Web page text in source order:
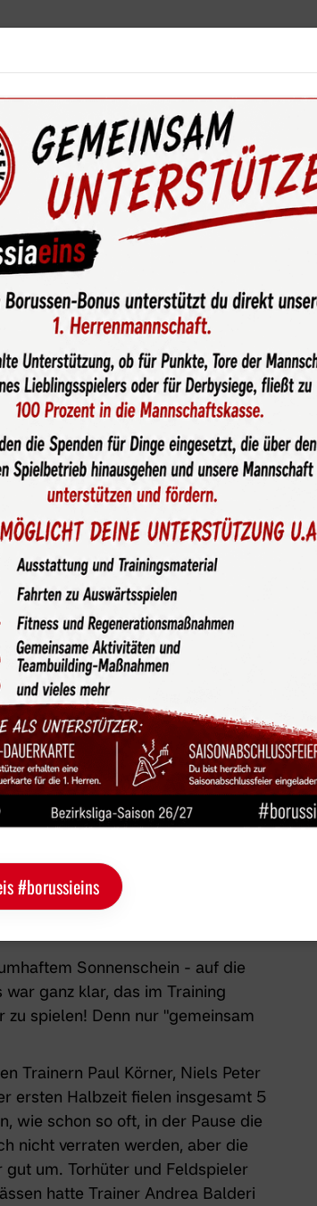
& Media Service Sponsoren
Trainer bekommt Gänsehaut beim Spiel
beim Spiel
in Gremmendorf.
Sonnenschein - auf die
ganz klar, das im Training
spielen! Denn nur "gemeinsam
Trainern Paul Körner, Niels Peter
ersten Halbzeit fielen insgesamt 5
wie schon so oft, in der Pause die
nicht verraten werden, aber die
um. Torhüter und Feldspieler
hatte Trainer Andrea Balderi
#borussieins